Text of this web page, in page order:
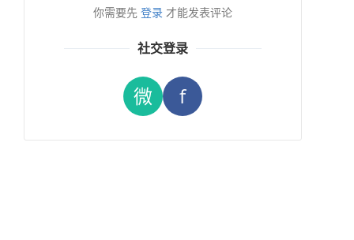
你需要先 登录 才能发表评论
社交登录
微 f